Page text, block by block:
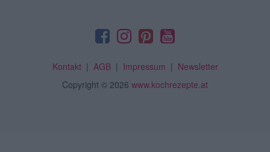
Kontakt| AGB| Impressum | Newsletter
Copyright © 2026 www.kochrezepte.at